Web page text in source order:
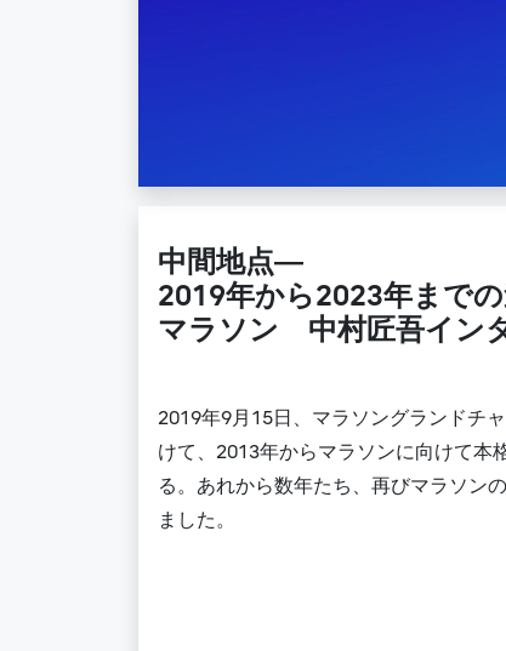
中間地点―
2019年から2023年までの
マラソン 中村匠吾イン
2019年9月15日、マラソングランドチ
けて、2013年からマラソンに向けて本
る。あれから数年たち、再びマラソン
ました。